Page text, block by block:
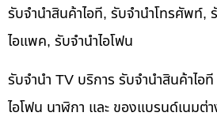
รับจำนำสินค้าไอที, รับจำนำโทรศัพท์,
ไอแพค, รับจำนำไอโฟน
รับจำนำ TV บริการ รับจำนำสินค้าไอ
ไอโฟน นาฬิกา และ ของแบรนด์เนมต่